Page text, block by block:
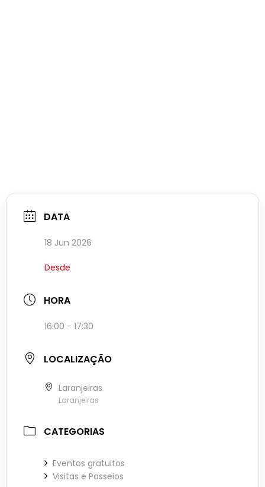
DATA
18 Jun 2026
Desde
HORA
16:00 - 17:30
LOCALIZAÇÃO
Laranjeiras
Laranjeiras
CATEGORIAS
Eventos gratuitos
Visitas e Passeios